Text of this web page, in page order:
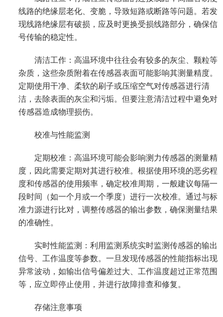
线路的绝缘层老化、变脆，导致短路或断路等问题。若发
现线路绝缘层有破损，应及时更换受损线路部分，确保信
号传输的稳定性。
清洁工作：高温环境中往往会有较多的灰尘、颗粒等
杂质，这些杂质附着在传感器表面可能影响其测量精度。
定期使用干净、柔软的刷子或压缩空气对传感器进行清
洁，去除表面的灰尘和污垢。但要注意清洁过程中避免对
传感器造成物理损伤。
校准与性能监测
定期校准：高温环境可能会影响测力传感器的测量精
度，因此需要定期对其进行校准。根据使用环境的恶劣程
度和传感器的使用频率，确定校准周期，一般建议每隔一
段时间（如一个月或一个季度）进行一次校准。通过与标
准力源进行比对，调整传感器的输出参数，确保测量结果
的准确性。
实时性能监测：利用监测系统实时监测传感器的输出
信号、工作温度等参数。一旦发现传感器的性能指标出现
异常波动，如输出信号偏差过大、工作温度超过正常范围
等，应立即停止使用，并进行故障排查和修复。
存储注意事项